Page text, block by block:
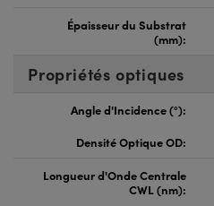
Épaisseur du Substrat
(mm):
Propriétés optiques
Angle d'Incidence (°):
Densité Optique OD:
Longueur d'Onde Centrale
CWL (nm):